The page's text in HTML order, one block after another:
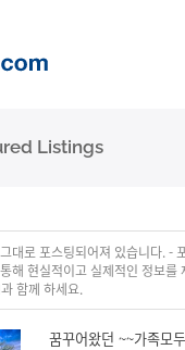
Listings
대로 포스팅되어져 있습니다. -
해 현실적이고 실제적인 정보
함께 하세요.
꿈꾸어왔던 ~~가족모